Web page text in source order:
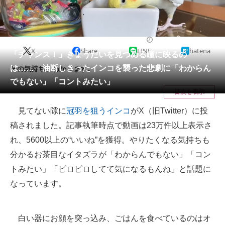
住まい
動物
会員記事
メディア
注目記事を集めた総合ページ
ITの今と未来を見通す
スマホと通信の最新トレンド
進化するPCとデバイスの未来
好きが集まる 比べて選べる
「チャンス！」きょうだいを見つめる瞳に映るの
は…… 油断しきったインコを襲った悲劇に「わからん
でもない」「コントみたい」
X Share LINE hatena
その気持ち、わかります。
目次を表示
見てない隙に冠羽を狙うインコ がX（旧Twitter）に投
稿されました。記事執筆時点で動画は23万件以上表示さ
れ、5600以上の“いいね”を獲得。やりたくなる気持ちも
分かるお茶目なイタズラが「わからんでもない」「コン
トみたい」「ピロピロしてて気になるもんね」と話題に
なっています。
白い器にお顔を突っ込み、ごはんを食べているのはオ